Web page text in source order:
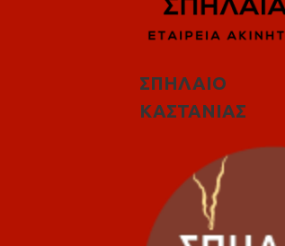
ΣΠΗΛΑΙΟ
ΚΑΣΤΑΝΙΑΣ